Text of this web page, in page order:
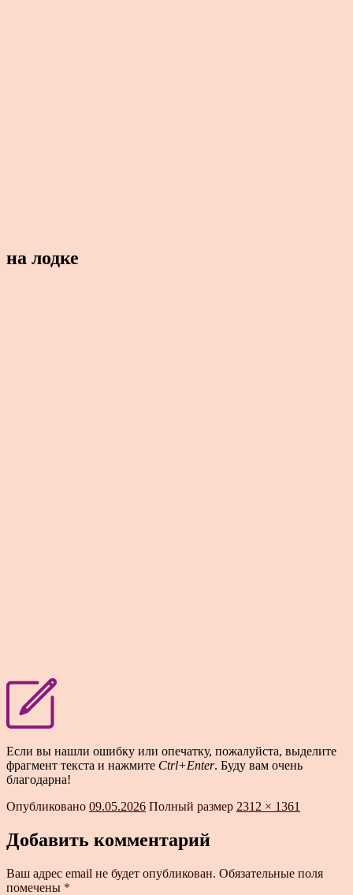
на лодке
Если вы нашли ошибку или опечатку, пожалуйста, выделите
фрагмент текста и нажмите Ctrl+Enter. Буду вам очень
благодарна!
Опубликовано 09.05.2026 Полный размер 2312 × 1361
Добавить комментарий
Ваш адрес email не будет опубликован. Обязательные поля
помечены *